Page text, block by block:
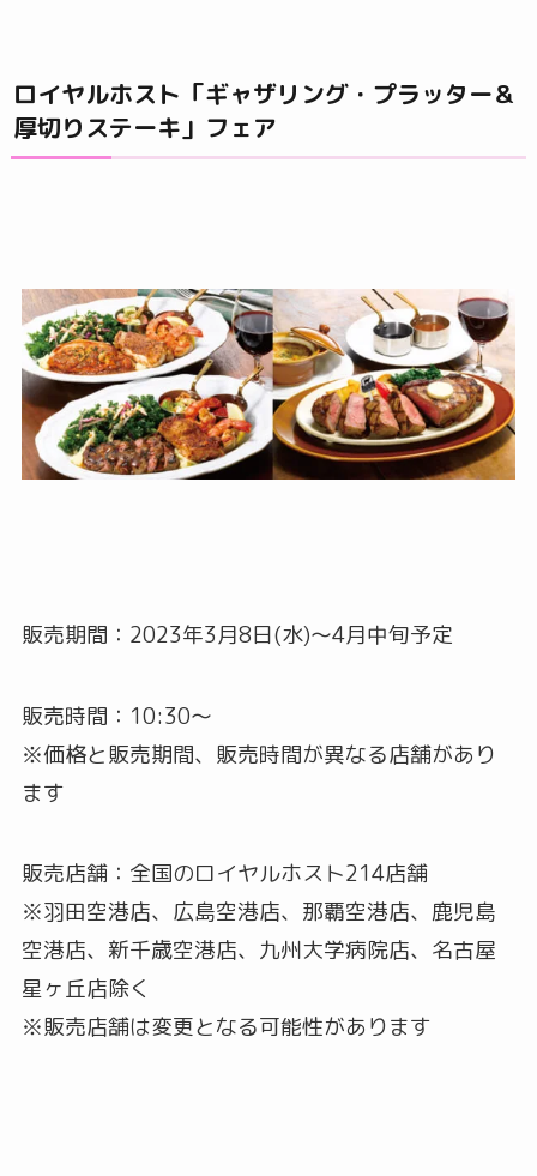
ロイヤルホスト「ギャザリング・プラッター＆
厚切りステーキ」フェア
販売期間：2023年3月8日(水)～4月中旬予定
販売時間：10:30～
※価格と販売期間、販売時間が異なる店舗があり
ます
販売店舗：全国のロイヤルホスト214店舗
※羽田空港店、広島空港店、那覇空港店、鹿児島
空港店、新千歳空港店、九州大学病院店、名古屋
星ヶ丘店除く
※販売店舗は変更となる可能性があります